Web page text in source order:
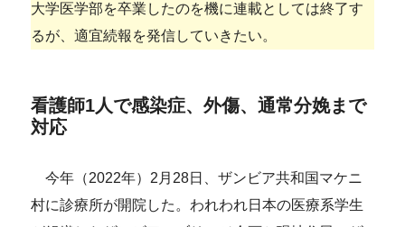
大学医学部を卒業したのを機に連載としては終了す
るが、適宜続報を発信していきたい。
看護師1人で感染症、外傷、通常分娩まで
対応
今年（2022年）2月28日、ザンビア共和国マケニ
村に診療所が開院した。われわれ日本の医療系学生